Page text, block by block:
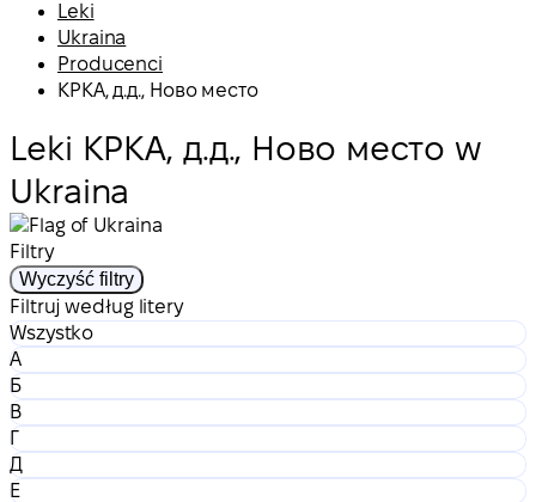
Leki
Ukraina
Producenci
КРКА, д.д., Ново место
Leki КРКА, д.д., Ново место w
Ukraina
Filtry
Wyczyść filtry
Filtruj według litery
Wszystko
А
Б
В
Г
Д
Е